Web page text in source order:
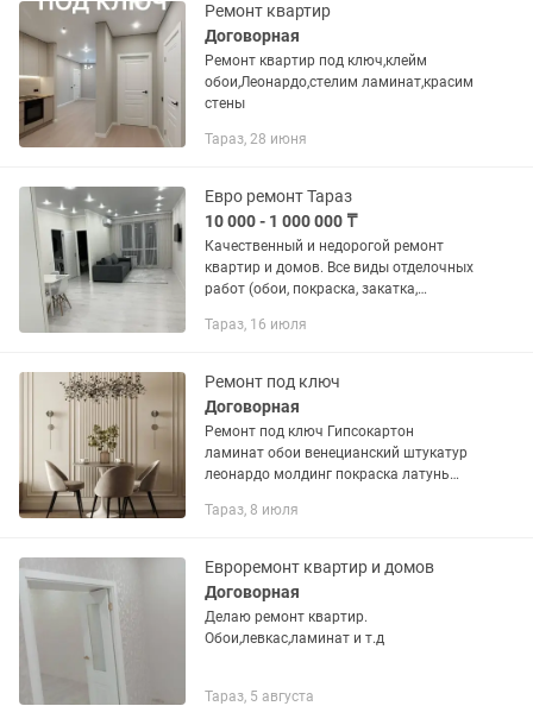
Ремонт квартир
Договорная
Ремонт квартир под ключ,клейм
обои,Леонардо,стелим ламинат,красим
стены
Тараз, 28 июня
Евро ремонт Тараз
10 000 - 1 000 000 ₸
Качественный и недорогой ремонт
квартир и домов. Все виды отделочных
работ (обои, покраска, закатка,
выравнивание стен и потолков). А
Тараз, 16 июля
Ремонт под ключ
Договорная
Ремонт под ключ Гипсокартон
ламинат обои венецианский штукатур
леонардо молдинг покраска латунь
работы мокрый шолк теневой
Тараз, 8 июля
Евроремонт квартир и домов
Договорная
Делаю ремонт квартир.
Обои,левкас,ламинат и т.д
Тараз, 5 августа